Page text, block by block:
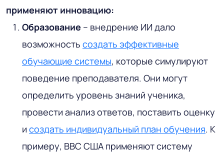
применяют инновацию:
Образование – внедрение ИИ дало
возможность создать эффективные
обучающие системы, которые симулируют
поведение преподавателя. Они могут
определить уровень знаний ученика,
провести анализ ответов, поставить оценку
и создать индивидуальный план обучения. К
примеру, ВВС США применяют систему